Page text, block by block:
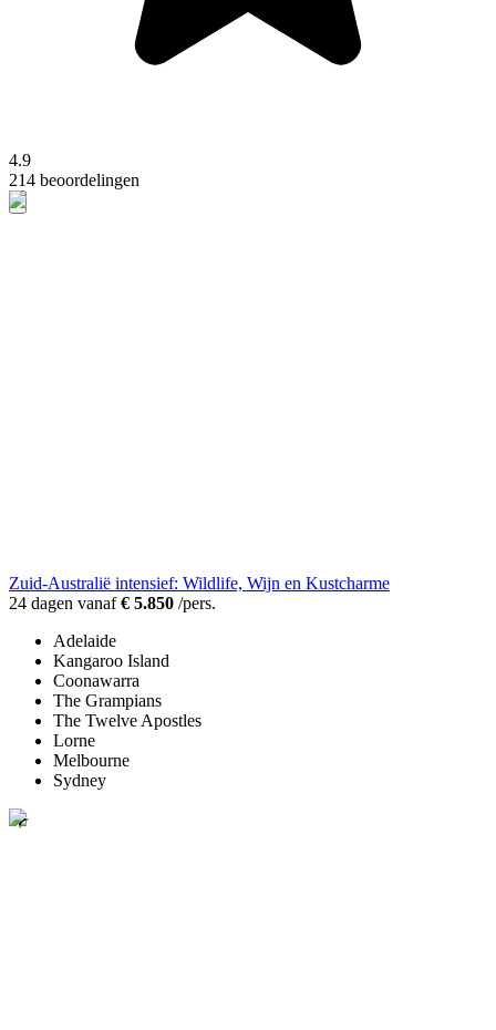
4.9
214 beoordelingen
Zuid-Australië intensief: Wildlife, Wijn en Kustcharme
24 dagen vanaf€ 5.850 /pers.
Adelaide
Kangaroo Island
Coonawarra
The Grampians
The Twelve Apostles
Lorne
Melbourne
Sydney